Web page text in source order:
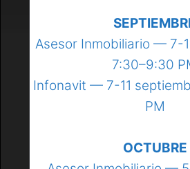
Asesor Inmobiliario — 7-
7:30–9:30
Infonavit — 7-11
PM
OCTUBRE